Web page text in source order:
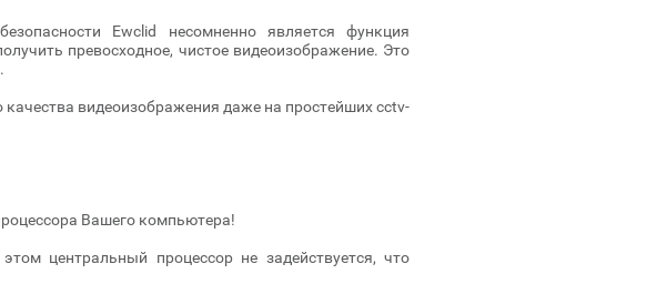
Ewclid несомненно является функция
превосходное, чистое видеоизображение. Это
видеоизображения даже на простейших cctv-
Вашего компьютера!
центральный процессор не задействуется, что